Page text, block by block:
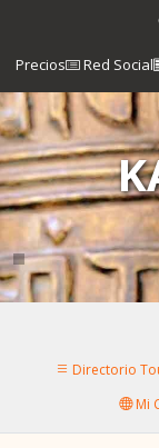
Precios Red Social
Directorio
Mi